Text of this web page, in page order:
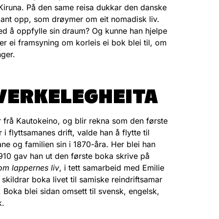
På den same reisa dukkar den danske
opp, som drøymer om eit nomadisk liv.
å oppfylle sin draum? Og kunne han hjelpe
ei framsyning om korleis ei bok blei til, om
Kautokeino, og blir rekna som den første
i flyttsamanes drift, valde han å flytte til
og familien sin i 1870-åra. Her blei han
gav han ut den første boka skrive på
lappernes liv, i tett samarbeid med Emilie
boka livet til samiske reindriftsamar
blei sidan omsett til svensk, engelsk,